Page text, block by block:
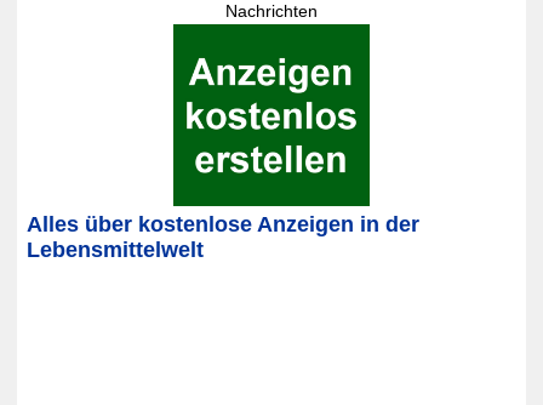
Nachrichten
Alles über kostenlose Anzeigen in der
Lebensmittelwelt